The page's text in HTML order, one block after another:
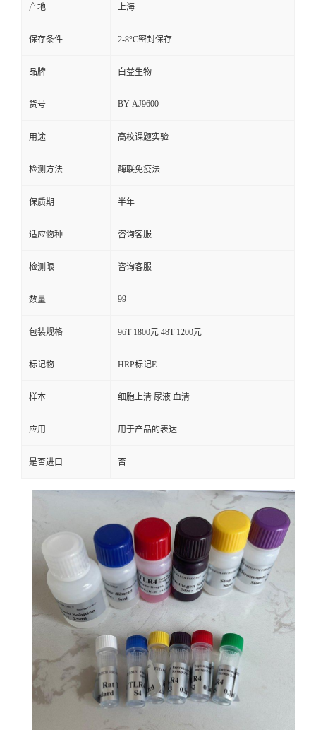
产地 上海
保存条件 2-8°C密封保存
品牌 白益生物
货号 BY-AJ9600
用途 高校课题实验
检测方法 酶联免疫法
保质期 半年
适应物种 咨询客服
检测限 咨询客服
数量 99
包装规格 96T 1800元 48T 1200元
标记物 HRP标记E
样本 细胞上清 尿液 血清
应用 用于产品的表达
是否进口 否